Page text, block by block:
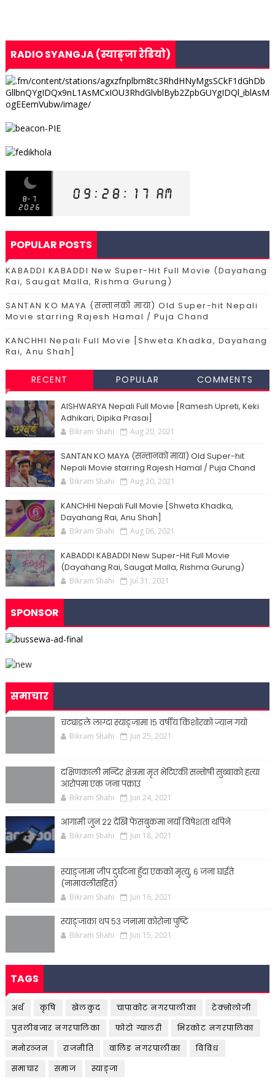
RADIO SYANGJA (स्याङ्जा रेडियो)
POPULAR POSTS
KABADDI KABADDI New Super-Hit Full Movie (Dayahang
Rai, Saugat Malla, Rishma Gurung)
SANTAN KO MAYA (सन्तानको माया) Old Super-hit Nepali
Movie starring Rajesh Hamal / Puja Chand
KANCHHI Nepali Full Movie [Shweta Khadka, Dayahang
Rai, Anu Shah]
RECENT POPULAR COMMENTS
AISHWARYA Nepali Full Movie [Ramesh Upreti, Keki
Adhikari, Dipika Prasai]
Bikram Shahi Aug 20, 2021
SANTAN KO MAYA (सन्तानको माया) Old Super-hit
Nepali Movie starring Rajesh Hamal / Puja Chand
Bikram Shahi Aug 20, 2021
KANCHHI Nepali Full Movie [Shweta Khadka,
Dayahang Rai, Anu Shah]
Bikram Shahi Aug 06, 2021
KABADDI KABADDI New Super-Hit Full Movie
(Dayahang Rai, Saugat Malla, Rishma Gurung)
Bikram Shahi Jul 31, 2021
SPONSOR
समाचार
चट्याङले लाग्दा स्याङ्जामा १५ वर्षीय किशोरको ज्यान गयो
Bikram Shahi Jun 25, 2021
दक्षिणकाली मन्दिर क्षेत्रमा मृत भेटिएकी सन्ताेषी सुब्बाकाे हत्या
आराेपमा एक जना पक्राउ
Bikram Shahi Jun 24, 2021
आगामी जुन २२ देखि फेसबुकमा नयाँ विषेशता थपिने
Bikram Shahi Jun 18, 2021
स्याङ्जामा जीप दुर्घटना हुँदा एकको मृत्यु, ६ जना घाईते
(नामावलीसहित)
Bikram Shahi Jun 16, 2021
स्याङ्जाका थप ५३ जनामा कोरोना पुष्टि
Bikram Shahi Jun 15, 2021
TAGS
अर्थ कृषि खेलकुद चापाकोट नगरपालीका
टेक्नोलोजी
पुतलीबजार नगरपालिका
फोटो ग्यालरी
भिरकोट नगरपालिका
मनोरञ्जन
राजनीति वालिङ नगरपालीका
विविध
समाचार
समाज स्याङ्जा